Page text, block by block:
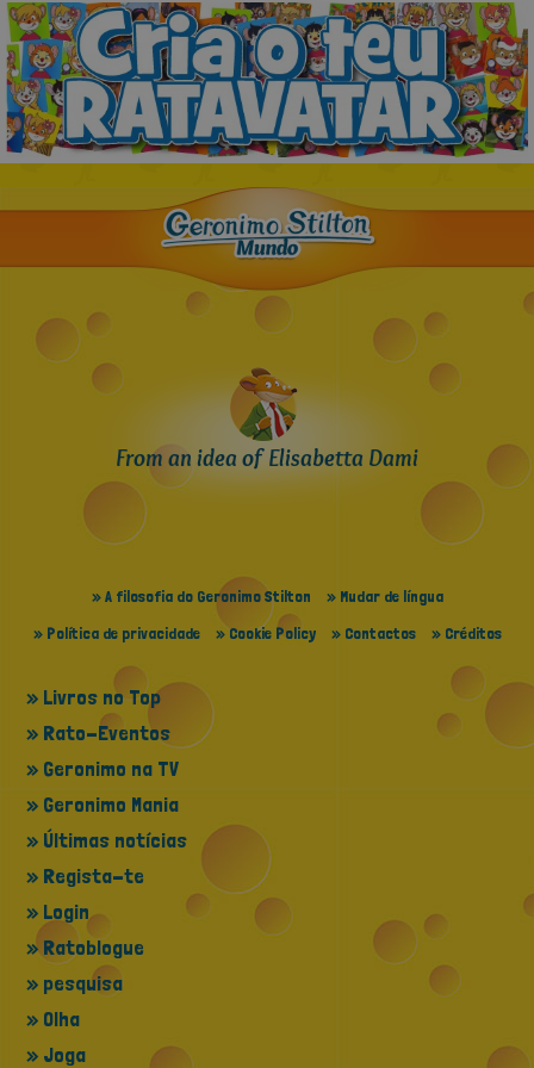
From an idea of Elisabetta Dami
» A filosofia do Geronimo Stilton
» Mudar de língua
» Política de privacidade
» Cookie Policy » Contactos » Créditos
» Livros no Top
» Rato-Eventos
» Geronimo na TV
» Geronimo Mania
» Últimas notícias
» Regista-te
» Login
» Ratoblogue
» pesquisa
» Olha
» Joga